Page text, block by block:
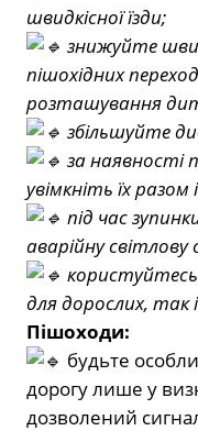
швидкісної їзди;
знижуйте
пішохідних
розташування
збільшуйте
за
увімкніть їх
під час
аварійну світлову
користуйтесь
для дорослих, так
Пішоходи:
будьте
дорогу лише у
дозволений